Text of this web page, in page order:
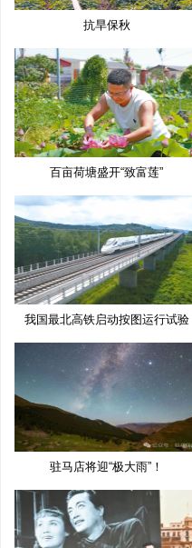
抗旱保秋
百亩荷塘盛开“致富莲”
我国最北高铁启动按图运行试验
驻马店将迎“极大雨”！